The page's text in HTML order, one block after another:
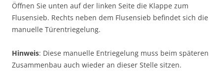
Öffnen Sie unten auf der linken Seite die Klappe zum
Flusensieb. Rechts neben dem Flusensieb befindet sich die
manuelle Türentriegelung.
Hinweis: Diese manuelle Entriegelung muss beim späteren
Zusammenbau auch wieder an dieser Stelle sitzen.